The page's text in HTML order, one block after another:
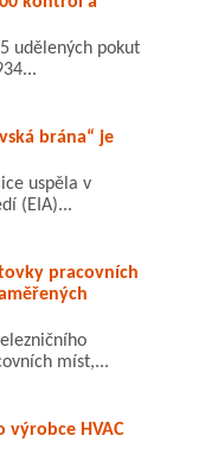
udělených pokut
brána“ je
uspěla v
(EIA)...
pracovních
míst,...
výrobce HVAC